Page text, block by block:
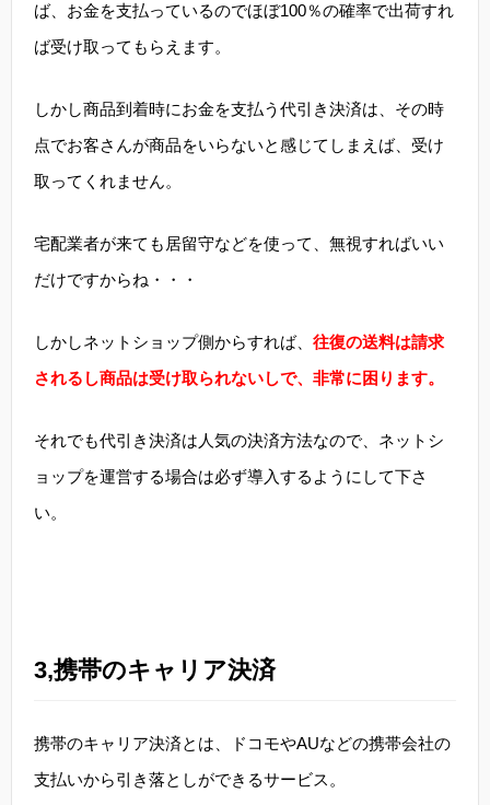
ば、お金を支払っているのでほぼ100％の確率で出荷すれ
ば受け取ってもらえます。
しかし商品到着時にお金を支払う代引き決済は、その時
点でお客さんが商品をいらないと感じてしまえば、受け
取ってくれません。
宅配業者が来ても居留守などを使って、無視すればいい
だけですからね・・・
しかしネットショップ側からすれば、 往復の送料は請求
されるし商品は受け取られないしで、非常に困ります。
それでも代引き決済は人気の決済方法なので、ネットシ
ョップを運営する場合は必ず導入するようにして下さ
い。
3,携帯のキャリア決済
携帯のキャリア決済とは、ドコモやAUなどの携帯会社の
支払いから引き落としができるサービス。